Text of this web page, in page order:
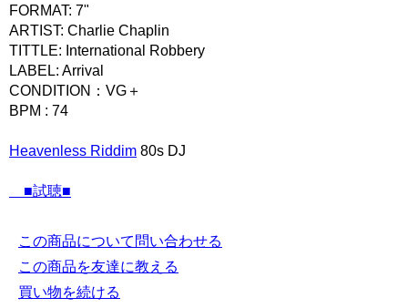
FORMAT: 7"
ARTIST: Charlie Chaplin
TITTLE: International Robbery
LABEL: Arrival
CONDITION：VG＋
BPM : 74
Heavenless Riddim 80s DJ
■試聴■
この商品について問い合わせる
この商品を友達に教える
買い物を続ける